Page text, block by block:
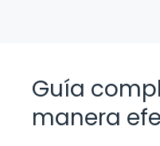
Guía
manera